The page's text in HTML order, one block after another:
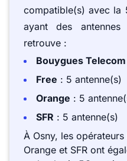
compatible(s) avec la
ayant des
retrouve :
Bouygues Telecom
Free : 5 antenne(s)
Orange : 5
SFR : 5 antenne(s)
À Osny, les
Orange et SFR ont